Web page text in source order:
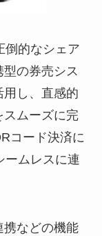
倒的なシェア
の券売シス
し、直感的
スムーズに完
コード決済に
ームレスに連
携などの機能